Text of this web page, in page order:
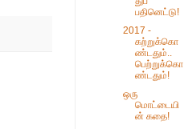
பதினெட்டு!
2017 -
கற்றுக்கொ
ண்டதும்..
பெற்றுக்கொ
ண்டதும்!
ஒரு
மொட்டையி
ன் கதை!